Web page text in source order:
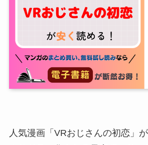
人気漫画「VRおじさんの初恋」